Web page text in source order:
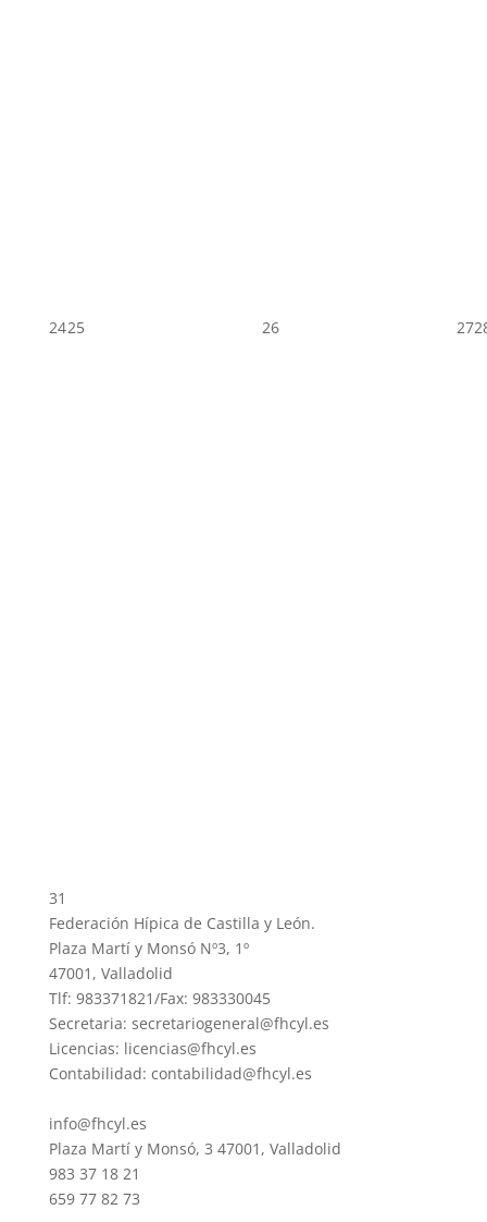
2425 26 27
31
Federación Hípica de Castilla y León.
Plaza Martí y Monsó Nº3, 1º
47001, Valladolid
Tlf: 983371821/Fax: 983330045
Secretaria: secretariogeneral@fhcyl.es
Licencias: licencias@fhcyl.es
Contabilidad: contabilidad@fhcyl.es
info@fhcyl.es
Plaza Martí y Monsó, 3 47001, Valladolid
983 37 18 21
659 77 82 73